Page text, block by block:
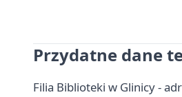
Przydatne dane
Filia Biblioteki w Glinicy -